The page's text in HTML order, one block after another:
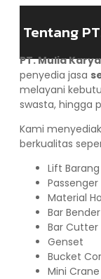
Tentang
PT. Mulia
penyedia jasa
melayani
swasta, hingga
Kami
berkualitas
Lift Barang
Passenger
Material
Bar Bender
Bar Cutter
Genset
Bucket Cor
Mini Crane